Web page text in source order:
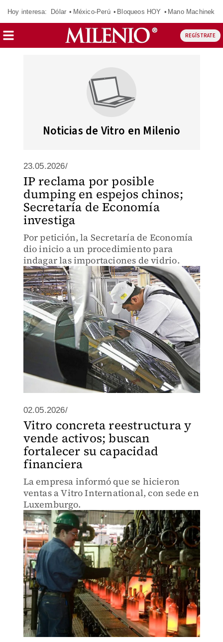
Hoy interesa: Dólar México-Perú Bloqueos HOY Mano Machinek
REGÍSTRATE
Noticias de Vitro en Milenio
23.05.2026/
IP reclama por posible
dumping en espejos chinos;
Secretaría de Economía
investiga
Por petición, la Secretaría de Economía
dio inicio a un procedimiento para
indagar las importaciones de vidrio.
02.05.2026/
Vitro concreta reestructura y
vende activos; buscan
fortalecer su capacidad
financiera
La empresa informó que se hicieron
ventas a Vitro International, con sede en
Luxemburgo.